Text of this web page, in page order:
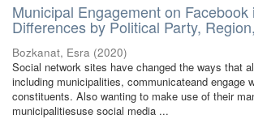
Municipal Engagement on Facebook
Differences by Political Party,
Bozkanat, Esra (2020)
Social network sites have changed the ways that
including municipalities, communicateand engage
constituents. Also wanting to make use of their
municipalitiesuse social media ...